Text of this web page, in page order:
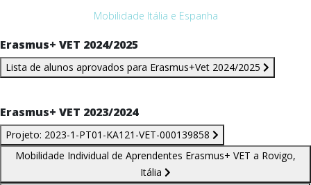
Mobilidade Itália e Espanha
Erasmus+ VET 2024/2025
Lista de alunos aprovados para Erasmus+Vet 2024/2025
Erasmus+ VET 2023/2024
Projeto: 2023-1-PT01-KA121-VET-000139858
Mobilidade Individual de Aprendentes Erasmus+ VET a Rovigo,
Itália